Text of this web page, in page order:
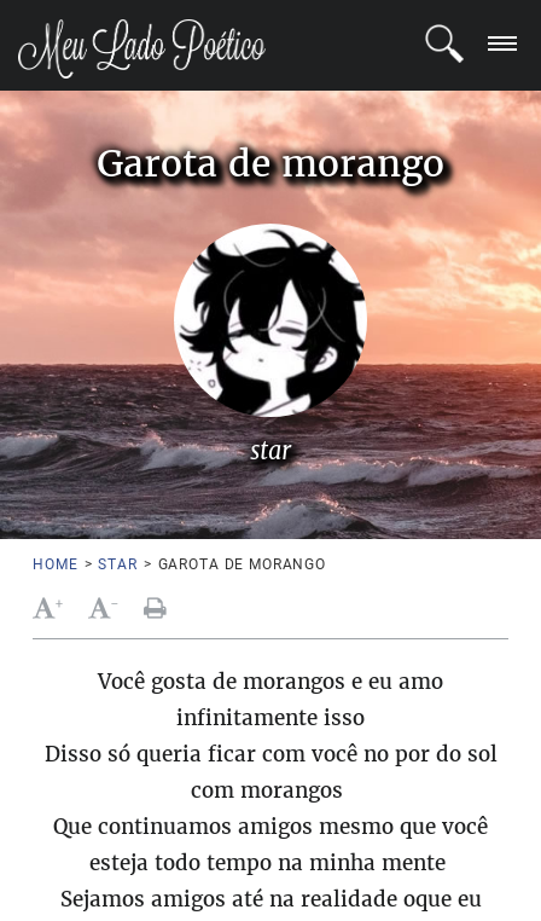
REGISTRO
POETAS
COMUNIDADE
Garota de morango
star
HOME > STAR > GAROTA DE MORANGO
+ -
Você gosta de morangos e eu amo
infinitamente isso
Disso só queria ficar com você no por do sol
com morangos
Que continuamos amigos mesmo que você
esteja todo tempo na minha mente
Sejamos amigos até na realidade oque eu